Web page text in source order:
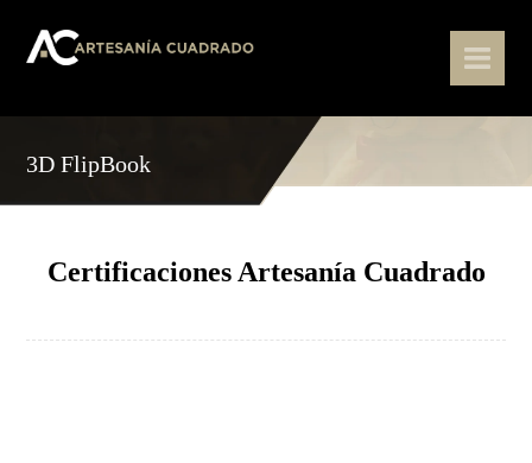
3D FlipBook
Certificaciones Artesanía Cuadrado